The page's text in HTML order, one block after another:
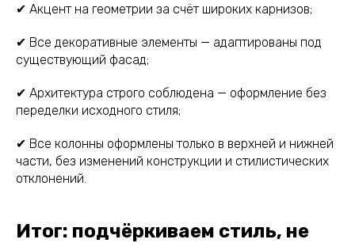
✔ Акцент на геометрии за счёт широких карнизов;
✔ Все декоративные элементы — адаптированы под
существующий фасад;
✔ Архитектура строго соблюдена — оформление без
переделки исходного стиля;
✔ Все колонны оформлены только в верхней и нижней
части, без изменений конструкции и стилистических
отклонений.
Итог: подчёркиваем стиль, не